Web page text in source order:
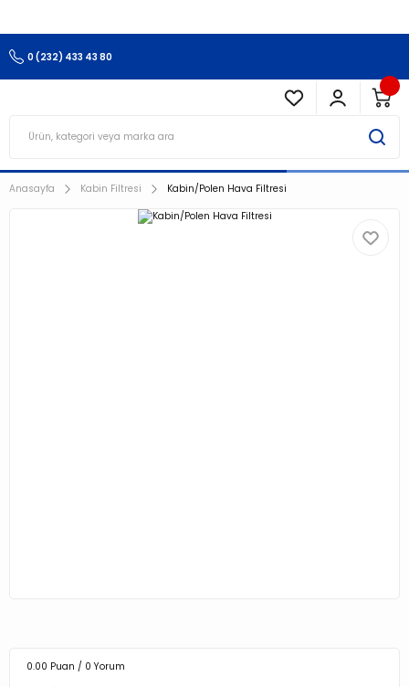
0 (232) 433 43 80
Anasayfa Kabin Filtresi Kabin/Polen Hava Filtresi
0.00 Puan / 0 Yorum